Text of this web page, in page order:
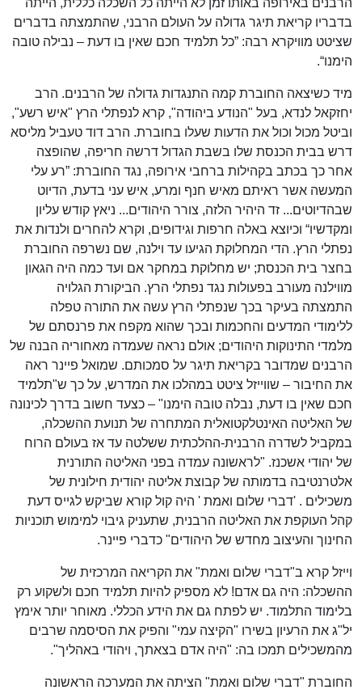
הרבנים באירופה באותו זמן לא הייתה כל השכלה כללית, הייתה
בדבריו קריאת תיגר גדולה על העולם הרבני, שהתמצתה בדברים
שציטט מוויקרא רבה: ”כל תלמיד חכם שאין בו דעת – נבילה טובה
הימנו“.
מיד כשיצאה החוברת קמה התנגדות גדולה של הרבנים. הרב
יחזקאל לנדא, בעל "הנודע ביהודה", קרא לנפתלי הרץ "איש רשע",
וביטל מכול וכול את הדעות שעלו בחוברת. הרב דוד טעביל מליסא
דרש בבית הכנסת שלו בשבת הגדול דרשה חריפה, שהופצה
אחר כך בכתב בקהילות ברחבי אירופה, נגד החוברת: ”רע עלי
המעשה אשר ראיתם מאיש חנף ומרע, איש עני בדעת, הדיוט
שבהדיוטים... זד היהיר הלזה, צורר היהודים... ניאץ קודש עליון
ומקדשיו“ וכיוצא באלה חרפות וגידופים, וקרא להחרים ולנדות את
נפתלי הרץ. הדי המחלוקת הגיעו עד וילנה, שם נשרפה החוברת
בחצר בית הכנסת; יש מחלוקת במחקר אם ועד כמה היה הגאון
מווילנה מעורב בפעולות נגד נפתלי הרץ. הביקורת הגלויה
התמצתה בעיקר בכך שנפתלי הרץ עשה את התורה טפלה
ללימודי המדעים והחכמות ובכך שהוא מקפח את פרנסתם של
מלמדי התינוקות היהודים; אולם נראה שעמדה מאחוריה הבנה של
הרבנים שמדובר בקריאת תיגר על סמכותם. שמואל פיינר ראה
את החיבור – שווייזל ציטט במהלכו את המדרש, על כך ש"תלמיד
חכם שאין בו דעת, נבלה טובה הימנו" – כצעד חשוב בדרך לכינונה
של האליטה האינטלקטואלית המתחרה של תנועת ההשכלה,
במקביל לשדרה הרבנית-ההלכתית ששלטה עד אז בעולם הרוח
של יהודי אשכנז. "לראשונה עמדה בפני האליטה התורנית
אלטרנטיבה בדמותה של קבוצת אליטה יהודית חילונית של
משכילים . 'דברי שלום ואמת ' היה קול קורא שביקש לגייס דעת
קהל העוקפת את האליטה הרבנית, שתעניק גיבוי למימוש תוכניות
החינוך והעיצוב מחדש של היהודים" כדברי פיינר.
וייזל קרא ב"דברי שלום ואמת" את הקריאה המרכזית של
ההשכלה: היה גם אדם! לא מספיק להיות תלמיד חכם ולשקוע רק
בלימוד התלמוד. יש לפתח גם את הידע הכללי. מאוחר יותר אימץ
יל"ג את הרעיון בשירו "הקיצה עמי" והפיק את הסיסמה שרבים
מהמשכילים תמכו בה: "היה אדם בצאתך, ויהודי באהליך".
החוברת "דברי שלום ואמת" הציתה את המערכה הראשונה